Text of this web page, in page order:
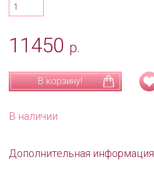
11450 р.
В корзину!
В наличии
Дополнительная информация